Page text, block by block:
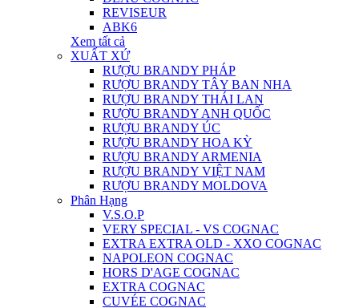
REVISEUR
ABK6
Xem tất cả
XUẤT XỨ
RƯỢU BRANDY PHÁP
RƯỢU BRANDY TÂY BAN NHA
RƯỢU BRANDY THÁI LAN
RƯỢU BRANDY ANH QUỐC
RƯỢU BRANDY ÚC
RƯỢU BRANDY HOA KỲ
RƯỢU BRANDY ARMENIA
RƯỢU BRANDY VIỆT NAM
RƯỢU BRANDY MOLDOVA
Phân Hạng
V.S.O.P
VERY SPECIAL - VS COGNAC
EXTRA EXTRA OLD - XXO COGNAC
NAPOLEON COGNAC
HORS D'AGE COGNAC
EXTRA COGNAC
CUVÉE COGNAC